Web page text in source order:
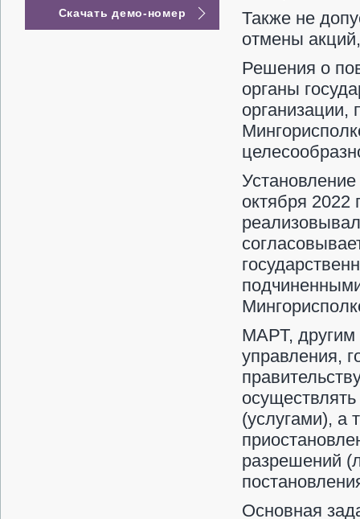
Скачать демо-номер
Также не
отмены
Решения о
органы
организации,
октября 2022
МАРТ, другим
управления,
(услугами), а
разрешений
Основная